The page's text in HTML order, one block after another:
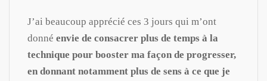
J’ai beaucoup apprécié ces 3 jours qui m’ont
donné envie de consacrer plus de temps à la
technique pour booster ma façon de progresser,
en donnant notamment plus de sens à ce que je